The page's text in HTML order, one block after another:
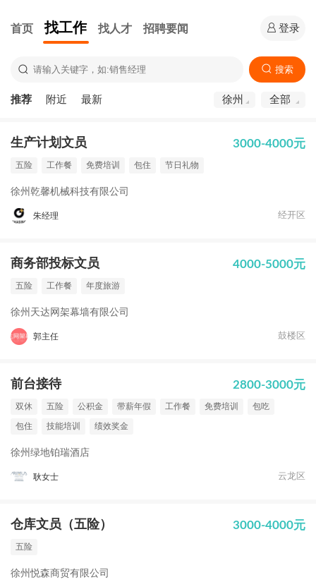
首页 找工作 找人才 招聘要闻 登录
搜索
推荐 附近 最新 徐州 全部
生产计划文员 3000-4000元
五险 工作餐 免费培训 包住 节日礼物
徐州乾馨机械科技有限公司
朱经理 经开区
商务部投标文员 4000-5000元
五险 工作餐 年度旅游
徐州天达网架幕墙有限公司
郭主任 鼓楼区
前台接待 2800-3000元
双休 五险 公积金 带薪年假 工作餐 免费培训 包吃
包住 技能培训 绩效奖金
徐州绿地铂瑞酒店
耿女士 云龙区
仓库文员（五险） 3000-4000元
五险
徐州悦森商贸有限公司